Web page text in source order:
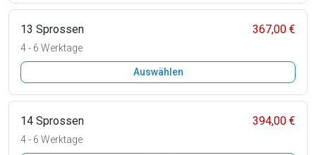
13 Sprossen 367,00 €
4 - 6 Werktage
Auswählen
14 Sprossen 394,00 €
4 - 6 Werktage